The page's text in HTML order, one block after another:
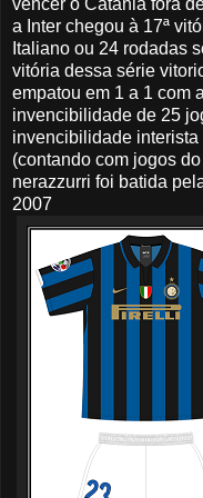
vencer o Catania fora
a Inter chegou à 17ª
Italiano ou 24 rodadas
vitória dessa série
empatou em 1 a 1 com
invencibilidade de 25
invencibilidade
(contando com jogos
nerazzurri foi batida
2007